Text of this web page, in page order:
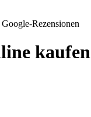
Google-Rezensionen
kaufen